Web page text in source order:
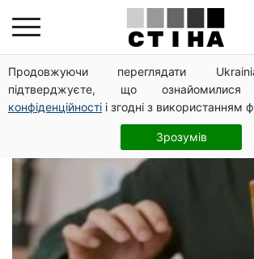
Продовжуючи переглядати
підтверджуєте, що
конфіденційності і згодні з використанням
Зрозумів
банківська